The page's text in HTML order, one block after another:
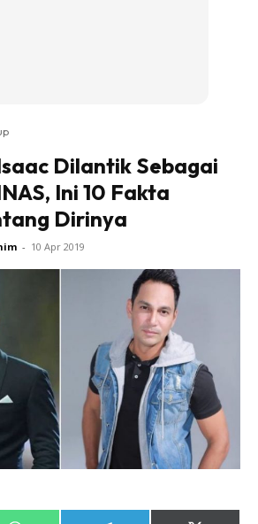
Dilantik Sebagai
Ini 10 Fakta
Dirinya
- 10 Apr 2019